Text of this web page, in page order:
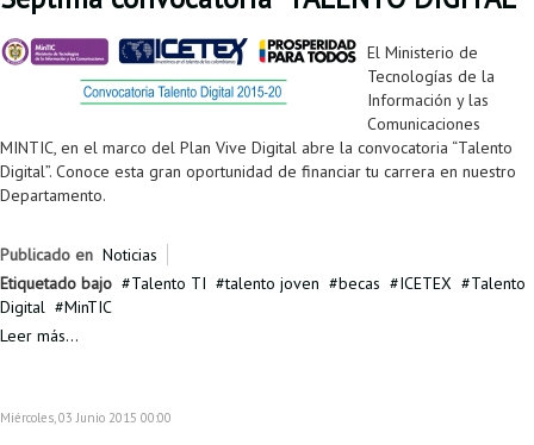
El Ministerio de
Tecnologías de la
Información y las
Comunicaciones
MINTIC, en el marco del Plan Vive Digital abre la convocatoria “Talento
Digital”. Conoce esta gran oportunidad de financiar tu carrera en nuestro
Departamento.
Publicado en Noticias
Etiquetado bajo
Talento TI talento joven becas ICETEX
Talento
Digital
MinTIC
Leer más...
Miércoles, 03 Junio 2015 00:00